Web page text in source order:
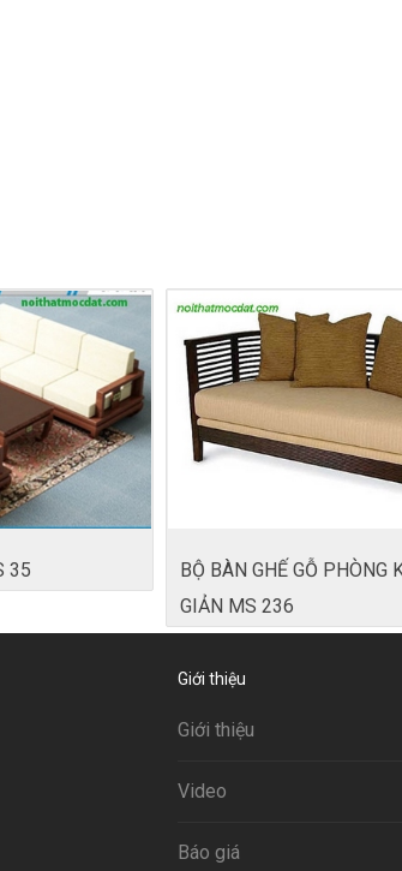
35
BỘ BÀN GHẾ GỖ PHÒNG
GIẢN MS 236
Giới thiệu
Giới thiệu
Video
Báo giá